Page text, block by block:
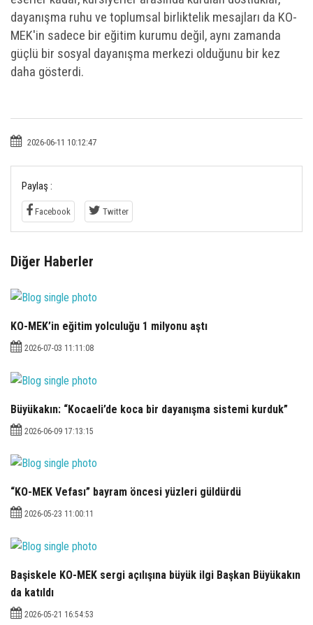
dayanışma ruhu ve toplumsal birliktelik mesajları da KO-
MEK'in sadece bir eğitim kurumu değil, aynı zamanda
güçlü bir sosyal dayanışma merkezi olduğunu bir kez
daha gösterdi.
2026-06-11 10:12:47
Paylaş :
Facebook Twitter
Diğer Haberler
KO-MEK’in eğitim yolculuğu 1 milyonu aştı
2026-07-03 11:11:08
Büyükakın: “Kocaeli’de koca bir dayanışma sistemi kurduk”
2026-06-09 17:13:15
“KO-MEK Vefası” bayram öncesi yüzleri güldürdü
2026-05-23 11:00:11
Başiskele KO-MEK sergi açılışına büyük ilgi Başkan Büyükakın
da katıldı
2026-05-21 16:54:53